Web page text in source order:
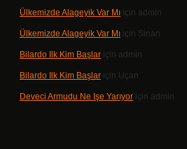
Ülkemizde Alageyik Var Mı için admin
Ülkemizde Alageyik Var Mı için Sinan
Bilardo Ilk Kim Başlar için admin
Bilardo Ilk Kim Başlar için Uçan
Deveci Armudu Ne Işe Yarıyor için admin